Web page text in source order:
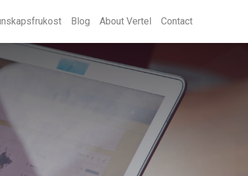
Blog About Vertel Contact